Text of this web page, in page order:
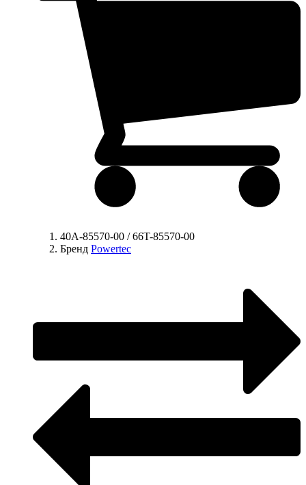
40A-85570-00 / 66T-85570-00
Бренд Powertec